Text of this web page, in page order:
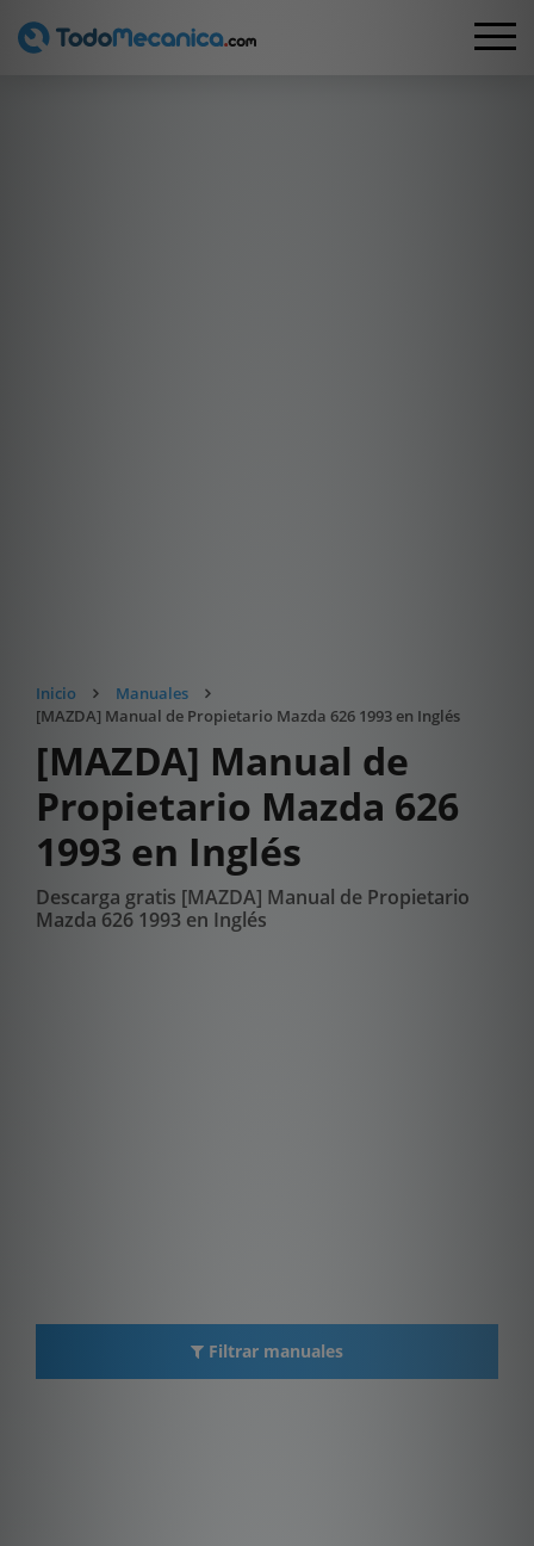
Inicio
Manuales
[MAZDA] Manual de Propietario Mazda 626 1993 en Inglés
[MAZDA] Manual de
Propietario Mazda 626
1993 en Inglés
Descarga gratis [MAZDA] Manual de Propietario
Mazda 626 1993 en Inglés
Filtrar manuales